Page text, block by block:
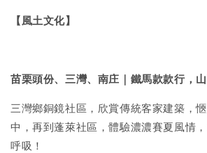
【風土文化】
苗栗頭份、三灣、南庄 ｜ 鐵馬款款行，
三灣鄉銅鏡社區，欣賞傳統客家建築，
中，再到蓬萊社區，體驗濃濃賽夏風情
呼吸！